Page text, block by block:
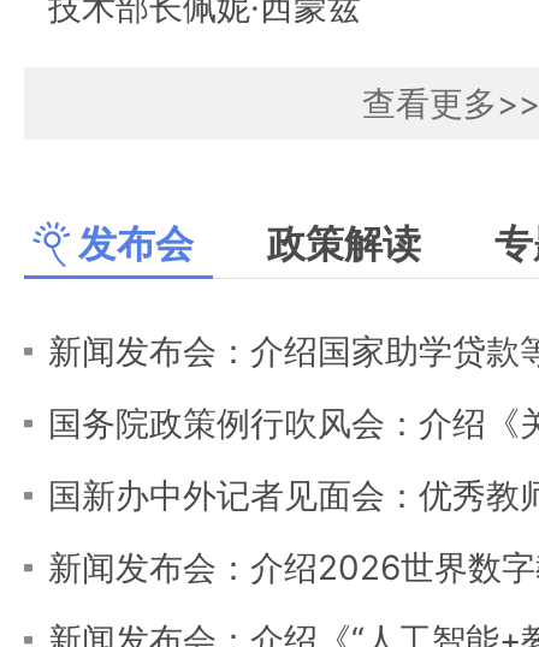
查看更多>>
发布会 政策解读
国新办中外记者见面会：优秀教